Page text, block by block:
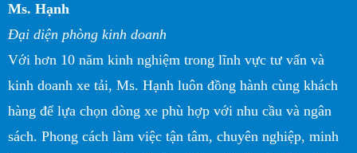
Ms. Hạnh
Đại diện phòng kinh doanh
Với hơn 10 năm kinh nghiệm trong lĩnh vực tư vấn và
kinh doanh xe tải, Ms. Hạnh luôn đồng hành cùng khách
hàng để lựa chọn dòng xe phù hợp với nhu cầu và ngân
sách. Phong cách làm việc tận tâm, chuyên nghiệp, minh